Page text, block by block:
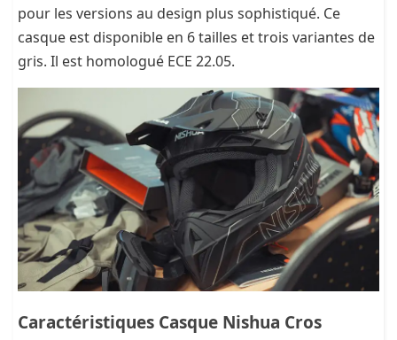
pour les versions au design plus sophistiqué. Ce
casque est disponible en 6 tailles et trois variantes de
gris. Il est homologué ECE 22.05.
Caractéristiques Casque Nishua Cros